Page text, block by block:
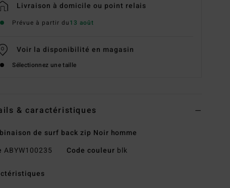
Livraison à domicile ou point relais
Prévue à partir du13 août
Voir la disponibilité en magasin
Sélectionnez une taille
& caractéristiques
de surf back zip Noir homme
ABYW100235 Code couleur blk